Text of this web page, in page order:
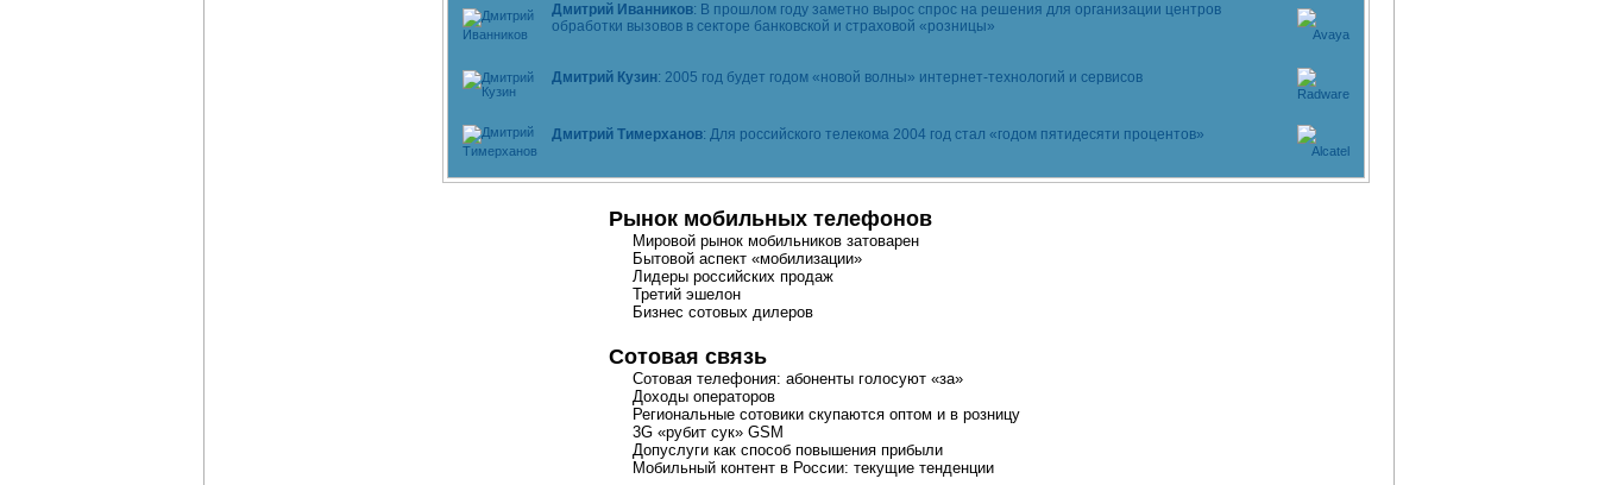
Дмитрий Иванников: В прошлом году заметно вырос спрос на решения для организации центров
обработки вызовов в секторе банковской и страховой «розницы»
Дмитрий Кузин: 2005 год будет годом «новой волны» интернет-технологий и сервисов
Дмитрий Тимерханов: Для российского телекома 2004 год стал «годом пятидесяти процентов»
Рынок мобильных телефонов
Мировой рынок мобильников затоварен
Бытовой аспект «мобилизации»
Лидеры российских продаж
Третий эшелон
Бизнес сотовых дилеров
Сотовая связь
Сотовая телефония: абоненты голосуют «за»
Доходы операторов
Региональные сотовики скупаются оптом и в розницу
3G «рубит сук» GSM
Допуслуги как способ повышения прибыли
Мобильный контент в России: текущие тенденции